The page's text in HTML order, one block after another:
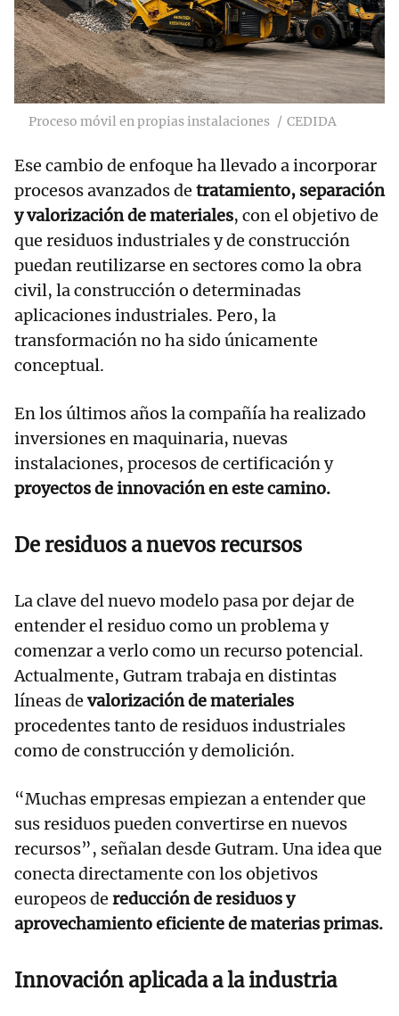
Proceso móvil en propias instalaciones CEDIDA
Ese cambio de enfoque ha llevado a incorporar
procesos avanzados de tratamiento, separación
y valorización de materiales, con el objetivo de
que residuos industriales y de construcción
puedan reutilizarse en sectores como la obra
civil, la construcción o determinadas
aplicaciones industriales. Pero, la
transformación no ha sido únicamente
conceptual.
En los últimos años la compañía ha realizado
inversiones en maquinaria, nuevas
instalaciones, procesos de certificación y
proyectos de innovación en este camino.
De residuos a nuevos recursos
La clave del nuevo modelo pasa por dejar de
entender el residuo como un problema y
comenzar a verlo como un recurso potencial.
Actualmente, Gutram trabaja en distintas
líneas de valorización de materiales
procedentes tanto de residuos industriales
como de construcción y demolición.
“Muchas empresas empiezan a entender que
sus residuos pueden convertirse en nuevos
recursos”, señalan desde Gutram. Una idea que
conecta directamente con los objetivos
europeos de reducción de residuos y
aprovechamiento eficiente de materias primas.
Innovación aplicada a la industria